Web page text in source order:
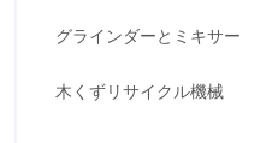
グラインダーとミキサー
木くずリサイクル機械